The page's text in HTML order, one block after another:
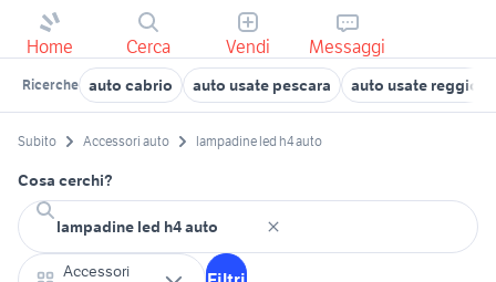
Home Cerca Vendi Messaggi
Ricerche auto cabrio auto usate pescara auto usate reggio
Subito Accessori auto lampadine led h4 auto
Cosa cerchi?
Accessori